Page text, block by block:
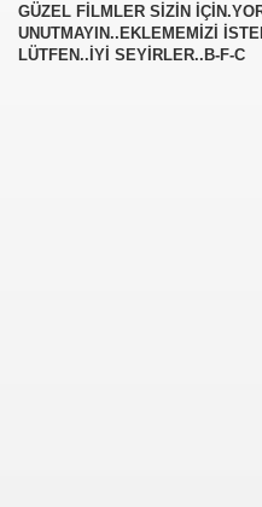
GÜZEL FİLMLER SİZİN
UNUTMAYIN..EKLEMEMİZİ
LÜTFEN..İYİ SEYİRLER..B-F-C